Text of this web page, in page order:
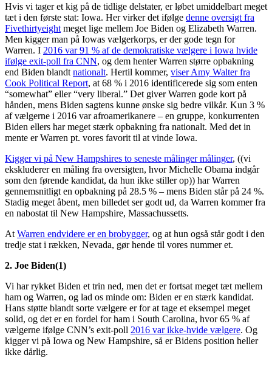
Hvis vi tager et kig på de tidlige delstater, er løbet umiddelbart meget
tæt i den første stat: Iowa. Her virker det ifølge denne oversigt fra
Fivethirtyeight meget lige mellem Joe Biden og Elizabeth Warren.
Men kigger man på Iowas vælgerkorps, er der gode tegn for
Warren. I 2016 var 91 % af de demokratiske vælgere i Iowa hvide
ifølge exit-poll fra CNN, og dem henter Warren større opbakning
end Biden blandt nationalt. Hertil kommer, viser Amy Walter fra
Cook Political Report, at 68 % i 2016 identificerede sig som enten
“somewhat” eller “very liberal.” Det giver Warren gode kort på
hånden, mens Biden sagtens kunne ønske sig bedre vilkår. Kun 3 %
af vælgerne i 2016 var afroamerikanere – en gruppe, konkurrenten
Biden ellers har meget stærk opbakning fra nationalt. Med det in
mente er Warren pt. vores favorit til at vinde Iowa.
Kigger vi på New Hampshires to seneste målinger målinger, ((vi
ekskluderer en måling fra oversigten, hvor Michelle Obama indgår
som den førende kandidat, da hun ikke stiller op)) har Warren
gennemsnitligt en opbakning på 28.5 % – mens Biden står på 24 %.
Stadig meget åbent, men billedet ser godt ud, da Warren kommer fra
en nabostat til New Hampshire, Massachussetts.
At Warren endvidere er en brobygger, og at hun også står godt i den
tredje stat i rækken, Nevada, gør hende til vores nummer et.
2. Joe Biden(1)
Vi har rykket Biden et trin ned, men det er fortsat meget tæt mellem
ham og Warren, og lad os minde om: Biden er en stærk kandidat.
Hans støtte blandt sorte vælgere er for at tage et eksempel meget
solid, og det er en fordel for ham i South Carolina, hvor 65 % af
vælgerne ifølge CNN’s exit-poll 2016 var ikke-hvide vælgere. Og
kigger vi på Iowa og New Hampshire, så er Bidens position heller
ikke dårlig.